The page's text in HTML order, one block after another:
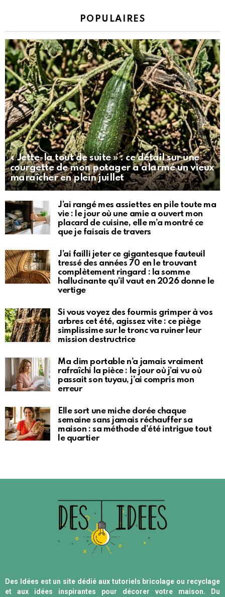
POPULAIRES
« Jette-la tout de suite » : ce détail sur une
courgette de mon potager a alarmé un vieux
maraîcher en plein juillet
J’ai rangé mes assiettes en pile toute ma
vie : le jour où une amie a ouvert mon
placard de cuisine, elle m’a montré ce
que je faisais de travers
J’ai failli jeter ce gigantesque fauteuil
tressé des années 70 en le trouvant
complètement ringard : la somme
hallucinante qu’il vaut en 2026 donne le
vertige
Si vous voyez des fourmis grimper à vos
arbres cet été, agissez vite : ce piège
simplissime sur le tronc va ruiner leur
mission destructrice
Ma clim portable n’a jamais vraiment
rafraîchi la pièce : le jour où j’ai vu où
passait son tuyau, j’ai compris mon
erreur
Elle sort une miche dorée chaque
semaine sans jamais réchauffer sa
maison : sa méthode d’été intrigue tout
le quartier
Des Idées est un site dédié aux tutoriels bricolage ou recyclage
et aux idées inspirantes pour décorer votre maison. Du